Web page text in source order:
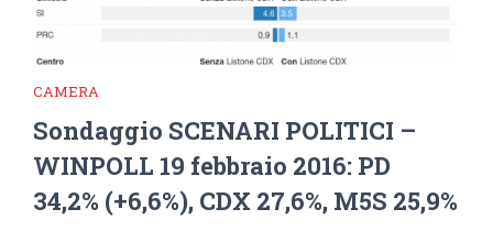
CAMERA
Sondaggio SCENARI POLITICI –
WINPOLL 19 febbraio 2016: PD
34,2% (+6,6%), CDX 27,6%, M5S 25,9%